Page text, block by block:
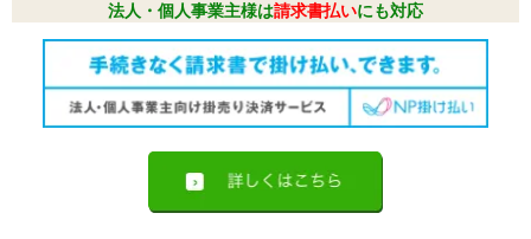
法人・個人事業主様は請求書払いにも対応